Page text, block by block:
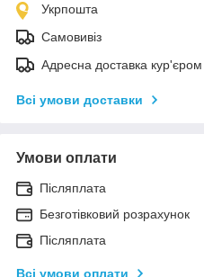
Укрпошта
Самовивіз
Адресна доставка
Всі умови доставки
Умови оплати
Післяплата
Безготівковий розрахунок
Післяплата
Всі умови оплати